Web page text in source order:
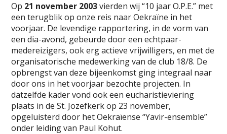
Op 21 november 2003vierden wij “10 jaar O.P.E.” met
een terugblik op onze reis naar Oekraïne in het
voorjaar. De levendige rapportering, in de vorm van
een dia-avond, gebeurde door een echtpaar-
medereizigers, ook erg actieve vrijwilligers, en met de
organisatorische medewerking van de club 18/8. De
opbrengst van deze bijeenkomst ging integraal naar
door ons in het voorjaar bezochte projecten. In
datzelfde kader vond ook een eucharistieviering
plaats in de St. Jozefkerk op 23 november,
opgeluisterd door het Oekraïense “Yavir-ensemble”
onder leiding van Paul Kohut.